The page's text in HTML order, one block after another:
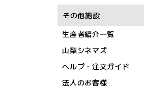
その他施設
生産者紹介一覧
山梨シネマズ
ヘルプ・注文ガイド
法人のお客様